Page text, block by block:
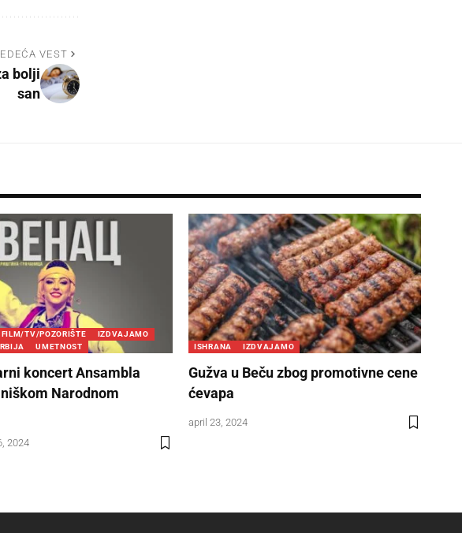
VEST
bolji
san
FILM/TV/POZORIŠTE
IZDVAJAMO
UMETNOST
koncert Ansambla
niškom Narodnom
2024
ISHRANA IZDVAJAMO
Gužva u Beču zbog promotivne cene
ćevapa
april 23, 2024